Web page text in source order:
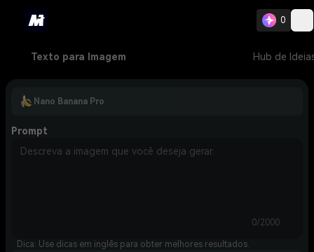
0
Texto para Imagem Hub de
Nano Banana Pro
Prompt
0/2000
Dica: Use dicas em inglês para obter melhores resultados.